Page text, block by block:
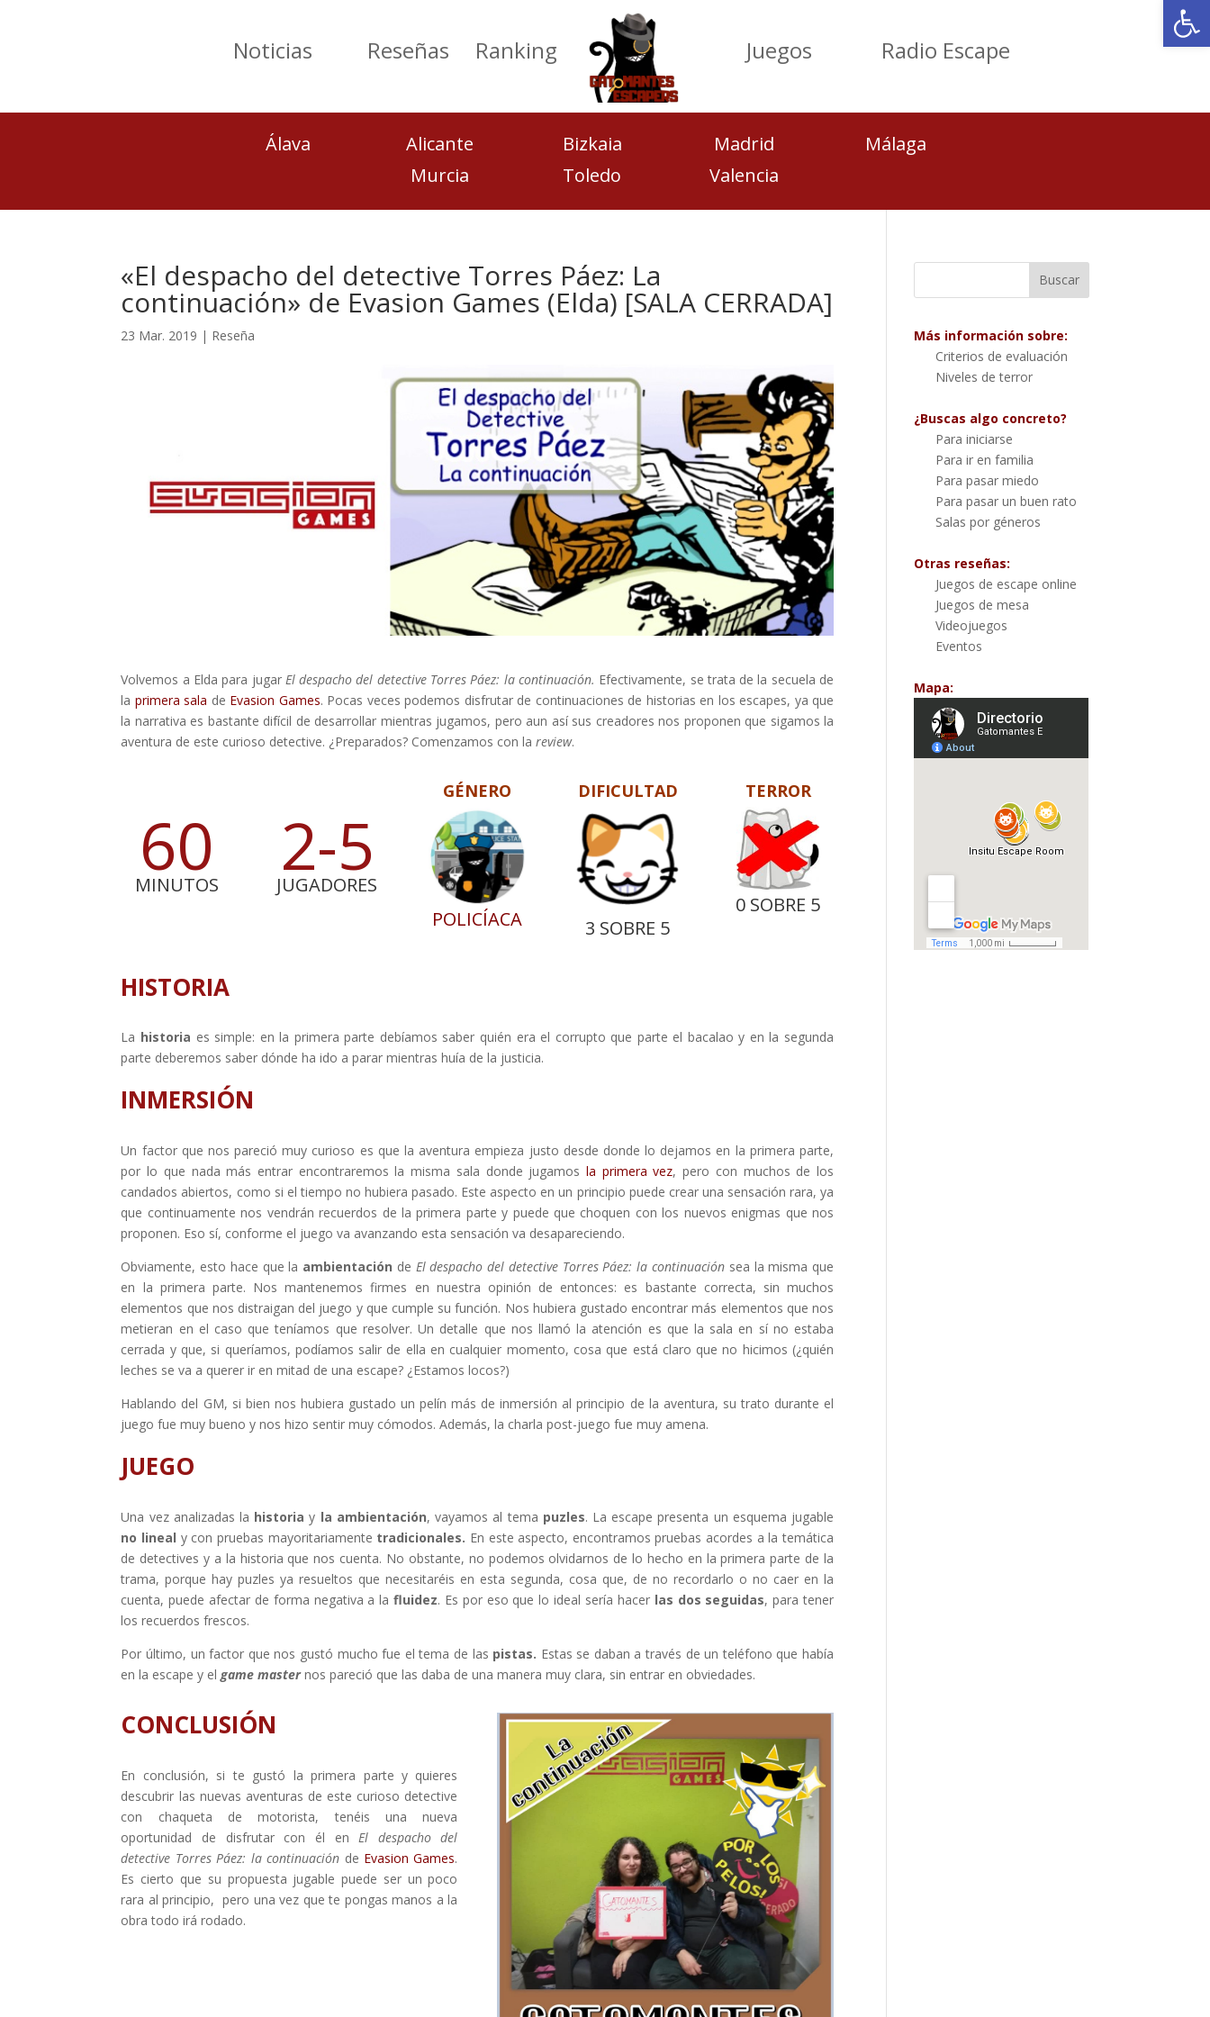
Noticias Reseñas Ranking Juegos Radio Escape
Álava
Alicante
Murcia
Bizkaia
Toledo
Madrid
Valencia
Málaga
«El despacho del detective Torres Páez: La
continuación» de Evasion Games (Elda) [SALA CERRADA]
23 Mar. 2019 | Reseña
Volvemos a Elda para jugar El despacho del detective Torres Páez: la continuación. Efectivamente, se trata de la secuela de
la primera sala de Evasion Games. Pocas veces podemos disfrutar de continuaciones de historias en los escapes, ya que
la narrativa es bastante difícil de desarrollar mientras jugamos, pero aun así sus creadores nos proponen que sigamos la
aventura de este curioso detective. ¿Preparados? Comenzamos con lareview.
60
MINUTOS 2-5
JUGADORES
GÉNERO
POLICÍACA
DIFICULTAD
3 SOBRE 5
TERROR
0 SOBRE 5
HISTORIA
La historia es simple: en la primera parte debíamos saber quién era el corrupto que parte el bacalao y en la segunda
parte deberemos saber dónde ha ido a parar mientras huía de la justicia.
INMERSIÓN
Un factor que nos pareció muy curioso es que la aventura empieza justo desde donde lo dejamos en la primera parte,
por lo que nada más entrar encontraremos la misma sala donde jugamosla primera vez, pero con muchos de los
candados abiertos, como si el tiempo no hubiera pasado. Este aspecto en un principio puede crear una sensación rara, ya
que continuamente nos vendrán recuerdos de la primera parte y puede que choquen con los nuevos enigmas que nos
proponen. Eso sí, conforme el juego va avanzando esta sensación va desapareciendo.
Obviamente, esto hace que la ambientación de El despacho del detective Torres Páez: la continuación sea la misma que
en la primera parte. Nos mantenemos firmes en nuestra opinión de entonces: es bastante correcta, sin muchos
elementos que nos distraigan del juego y que cumple su función. Nos hubiera gustado encontrar más elementos que nos
metieran en el caso que teníamos que resolver. Un detalle que nos llamó la atención es que la sala en sí no estaba
cerrada y que, si queríamos, podíamos salir de ella en cualquier momento, cosa que está claro que no hicimos (¿quién
leches se va a querer ir en mitad de una escape? ¿Estamos locos?)
Hablando del GM, si bien nos hubiera gustado un pelín más de inmersión al principio de la aventura, su trato durante el
juego fue muy bueno y nos hizo sentir muy cómodos. Además, la charla post-juego fue muy amena.
JUEGO
Una vez analizadas la historiay la ambientación, vayamos al tema puzles. La escape presenta un esquema jugable
no lineal y con pruebas mayoritariamente tradicionales. En este aspecto, encontramos pruebas acordes a la temática
de detectives y a la historia que nos cuenta. No obstante, no podemos olvidarnos de lo hecho en la primera parte de la
trama, porque hay puzles ya resueltos que necesitaréis en esta segunda, cosa que, de no recordarlo o no caer en la
cuenta, puede afectar de forma negativa a lafluidez. Es por eso que lo ideal sería hacer las dos seguidas, para tener
los recuerdos frescos.
Por último, un factor que nos gustó mucho fue el tema de las pistas. Estas se daban a través de un teléfono que había
en la escape y elgame master nos pareció que las daba de una manera muy clara, sin entrar en obviedades.
CONCLUSIÓN
En conclusión, si te gustó la primera parte y quieres
descubrir las nuevas aventuras de este curioso detective
con chaqueta de motorista, tenéis una nueva
oportunidad de disfrutar con él enEl despacho del
detective Torres Páez: la continuación de Evasion Games.
Es cierto que su propuesta jugable puede ser un poco
rara al principio, pero una vez que te pongas manos a la
obra todo irá rodado.
Más información sobre:
Criterios de evaluación
Niveles de terror
¿Buscas algo concreto?
Para iniciarse
Para ir en familia
Para pasar miedo
Para pasar un buen rato
Salas por géneros
Otras reseñas:
Juegos de escape online
Juegos de mesa
Videojuegos
Eventos
Mapa: